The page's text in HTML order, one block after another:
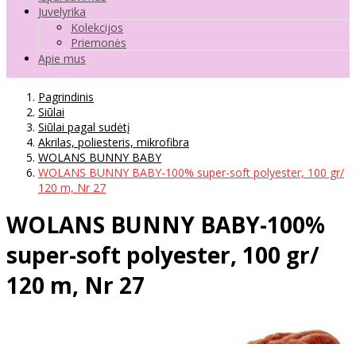
Juvelyrika
Kolekcijos
Priemonės
Apie mus
Pagrindinis
Siūlai
Siūlai pagal sudėtį
Akrilas, poliesteris, mikrofibra
WOLANS BUNNY BABY
WOLANS BUNNY BABY-100% super-soft polyester, 100 gr/
120 m, Nr 27
WOLANS BUNNY BABY-100%
super-soft polyester, 100 gr/
120 m, Nr 27